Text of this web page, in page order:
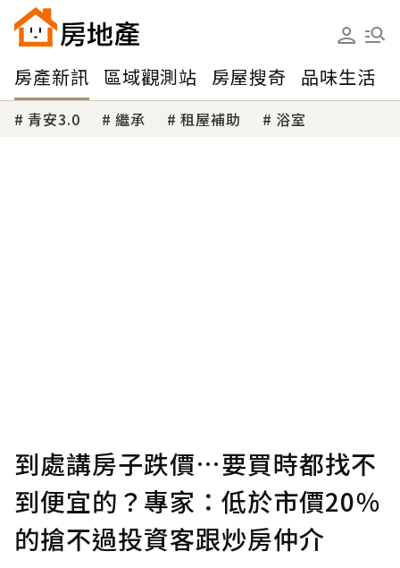
房產新訊 區域觀測站 房屋搜奇 品味生活
青安3.0 繼承 租屋補助 浴室
到處講房子跌價…要買時都找不
到便宜的？專家：低於市價20％
的搶不過投資客跟炒房仲介